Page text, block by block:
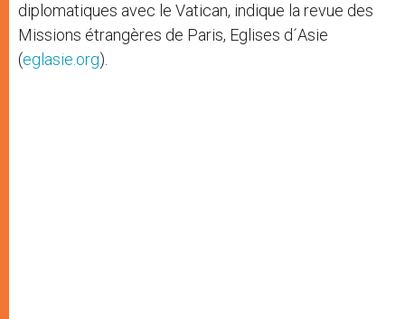
diplomatiques avec le Vatican, indique la revue des
Missions étrangères de Paris, Eglises d´Asie
(eglasie.org).